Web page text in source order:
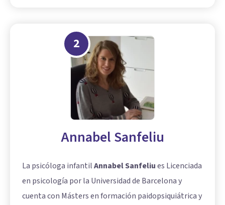
2
Annabel Sanfeliu
La psicóloga infantilAnnabel Sanfeliues Licenciada
en psicología por la Universidad de Barcelona y
cuenta con Másters en formación paidopsiquiátrica y